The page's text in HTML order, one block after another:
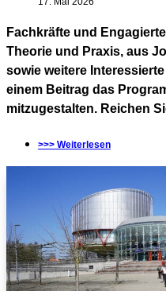
Fachkräfte und
Theorie und Praxis, aus
sowie weitere
einem Beitrag das
mitzugestalten. Reichen
>>> Weiterlesen